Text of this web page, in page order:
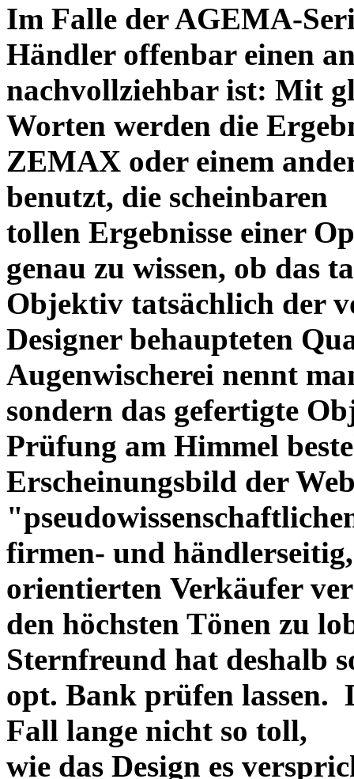
Im Falle der AGEMA-
Händler offenbar einen
nachvollziehbar ist: Mit
Worten werden die
ZEMAX oder einem
benutzt, die scheinbaren
tollen Ergebnisse einer
genau zu wissen, ob das
Objektiv tatsächlich der
Designer behaupteten
Augenwischerei nennt
sondern das gefertigte
Prüfung am Himmel
Erscheinungsbild der
firmen- und
orientierten Verkäufer
den höchsten Tönen zu
Sternfreund hat deshalb
opt. Bank prüfen lassen.
Fall lange nicht so toll,
wie das Design es